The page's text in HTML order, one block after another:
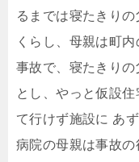
るまでは寝たきり
くらし、母親は町
事故で、寝たきり
とし、やっと仮設
て行けず施設に あ
病院の母親は事故